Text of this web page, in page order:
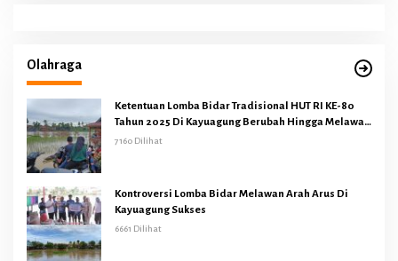
Olahraga
Ketentuan Lomba Bidar Tradisional HUT RI KE-80
Tahun 2025 Di Kayuagung Berubah Hingga Melawan
Arus
7160 Dilihat
Kontroversi Lomba Bidar Melawan Arah Arus Di
Kayuagung Sukses
6661 Dilihat